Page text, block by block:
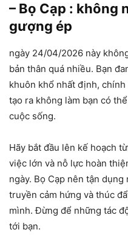
– Bọ Cạp : không
gượng ép
ngày 24/04/2026 này
bản thân quá nhiều. Bạn
khuôn khổ nhất định,
tạo ra không làm bạn có
cuộc sống.
Hãy bắt đầu lên kế hoạch
việc lớn và nỗ lực hoàn
ngày. Bọ Cạp nên tận
truyền cảm hứng và thúc
mình. Đừng để những tác
tới bạn.